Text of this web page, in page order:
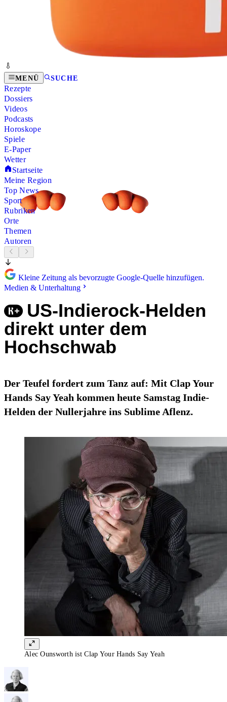
MENÜ SUCHE
Rezepte
Dossiers
Videos
Podcasts
Horoskope
Spiele
E-Paper
Wetter
Startseite
Meine Region
Top News
Sport
Rubriken
Orte
Themen
Autoren
Kleine Zeitung als bevorzugte Google-Quelle hinzufügen.
Medien & Unterhaltung
US-Indierock-Helden
direkt unter dem
Hochschwab
Der Teufel fordert zum Tanz auf: Mit Clap Your
Hands Say Yeah kommen heute Samstag Indie-
Helden der Nullerjahre ins Sublime Aflenz.
Alec Ounsworth ist Clap Your Hands Say Yeah